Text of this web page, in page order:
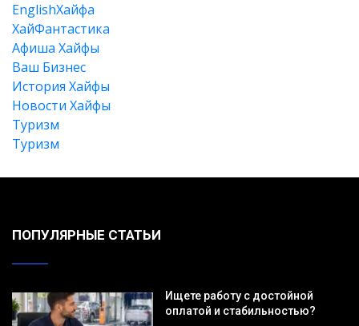
EnglishХайфа
XайФантастика
Афиша Хайфы
Ваш Бизнес
История Хайфы
Новости Хайфы
Туризм
Туризм
ПОПУЛЯРНЫЕ СТАТЬИ
Ищете работу с достойной
оплатой и стабильностью?